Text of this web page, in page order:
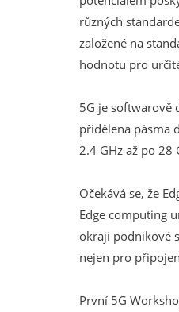
různých
založené na
hodnotu pro
5G je softwarově
přidělena pásma
2.4 GHz až po 28
Očekává se, že
Edge computing
okraji podnikové
nejen pro
První 5G